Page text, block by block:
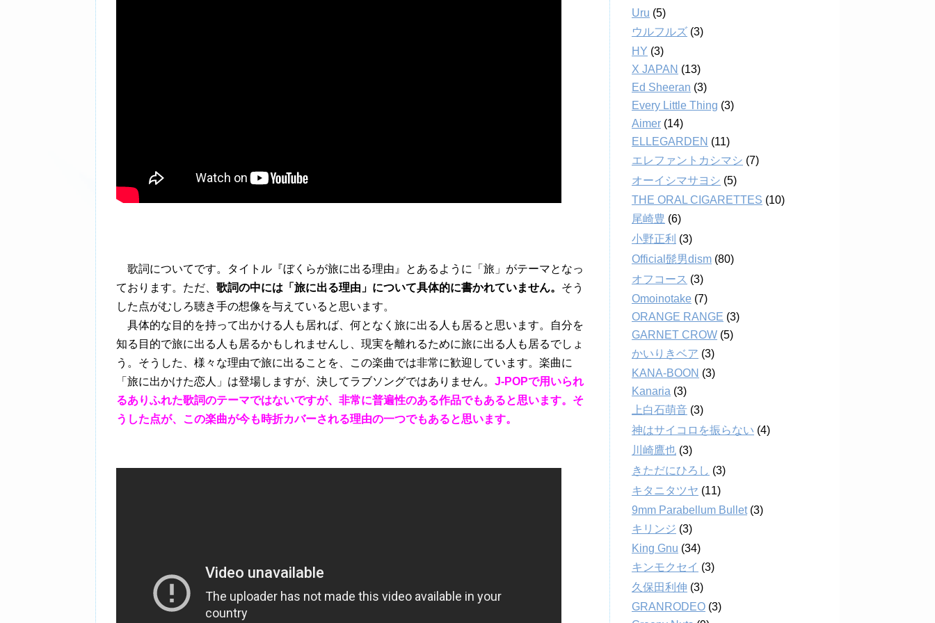
歌詞についてです。タイトル『ぼくらが旅に出る理由』とあるように「旅」がテーマとなっ
ております。ただ、 歌詞の中には「旅に出る理由」について具体的に書かれていません。 そう
した点がむしろ聴き手の想像を与えていると思います。
具体的な目的を持って出かける人も居れば、何となく旅に出る人も居ると思います。自分を
知る目的で旅に出る人も居るかもしれませんし、現実を離れるために旅に出る人も居るでしょ
う。そうした、様々な理由で旅に出ることを、この楽曲では非常に歓迎しています。楽曲に
「旅に出かけた恋人」は登場しますが、決してラブソングではありません。 J-POPで用いられ
るありふれた歌詞のテーマではないですが、非常に普遍性のある作品でもあると思います。そ
うした点が、この楽曲が今も時折カバーされる理由の一つでもあると思います。
Uru (5)
ウルフルズ (3)
HY (3)
X JAPAN (13)
Ed Sheeran (3)
Every Little Thing (3)
Aimer (14)
ELLEGARDEN (11)
エレファントカシマシ (7)
オーイシマサヨシ (5)
THE ORAL CIGARETTES (10)
尾崎豊 (6)
小野正利 (3)
Official髭男dism (80)
オフコース (3)
Omoinotake (7)
ORANGE RANGE (3)
GARNET CROW (5)
かいりきベア (3)
KANA-BOON (3)
Kanaria (3)
上白石萌音 (3)
神はサイコロを振らない (4)
川崎鷹也 (3)
きただにひろし (3)
キタニタツヤ (11)
9mm Parabellum Bullet(3)
キリンジ (3)
King Gnu (34)
キンモクセイ (3)
久保田利伸 (3)
GRANRODEO (3)